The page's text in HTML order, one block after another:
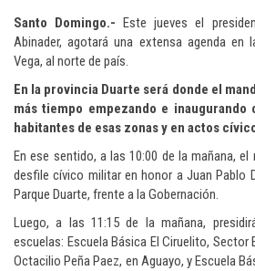
Santo Domingo.- Este jueves el
Abinader, agotará una extensa agenda en
Vega, al norte de país.
En la provincia Duarte será donde el
más tiempo empezando e inaugurando
habitantes de esas zonas y en actos
En ese sentido, a las 10:00 de la mañana,
desfile cívico militar en honor a Juan Pablo
Parque Duarte, frente a la Gobernación.
Luego, a las 11:15 de la mañana,
escuelas: Escuela Básica El Ciruelito, Sector
Octacilio Peña Paez, en Aguayo, y Escuela